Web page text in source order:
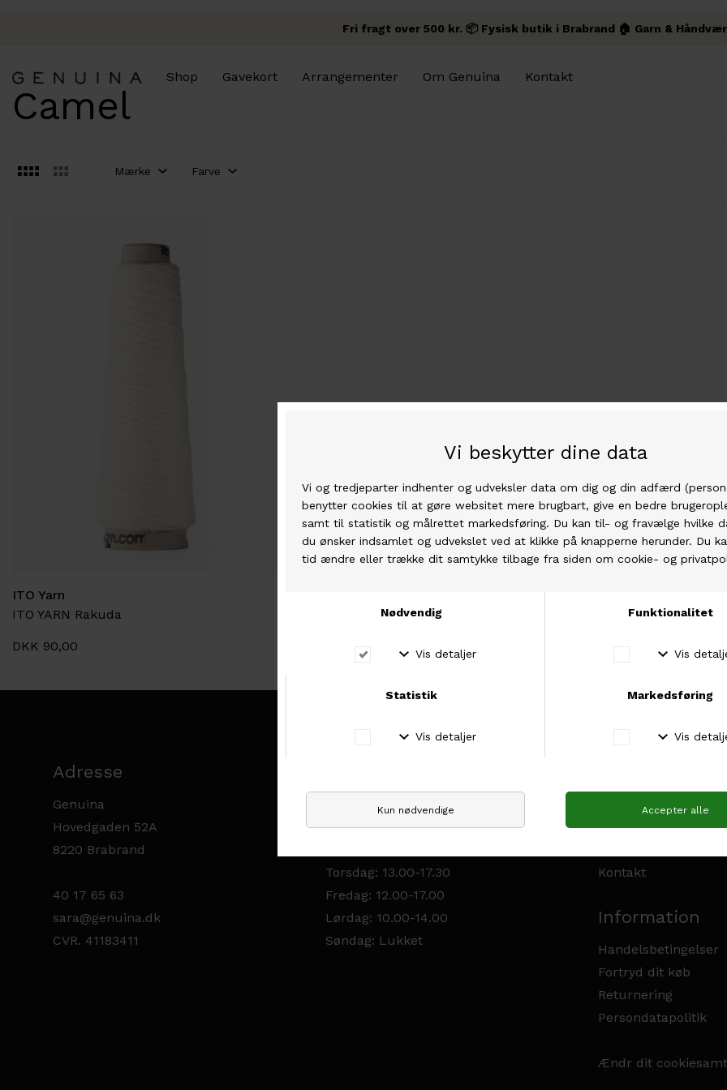
Fri fragt over 500 kr. 📦 Fysisk butik i Brabrand 🏠 Garn &
Shop Gavekort Arrangementer Om Genuina Kontakt
Camel
Mærke Farve
ITO Yarn
ITO YARN Rakuda
DKK 90,00
Adresse
Genuina
Hovedgaden 52A
8220 Brabrand
40 17 65 63
sara@genuina.dk
CVR. 41183411
Mandag: Lukket
Tirsdag: 13.00-17.30
Torsdag: 13.00-17.30
Fredag: 12.00-17.00
Lørdag: 10.00-14.00
Søndag: Lukket
Shop
Kontakt
Information
Handelsbetingelser
Fortryd dit køb
Returnering
Persondatapolitik
Ændr dit